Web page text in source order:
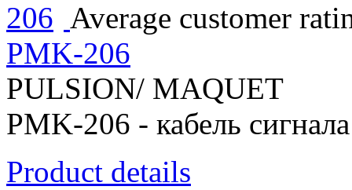
Average customer
PMK-206
PULSION/ MAQUET
PMK-206 - кабель
Product details